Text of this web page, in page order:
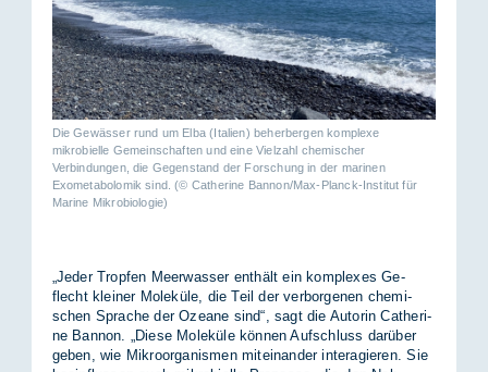
Die Gewässer rund um Elba (Italien) beherbergen komplexe
mikrobielle Gemeinschaften und eine Vielzahl chemischer
Verbindungen, die Gegenstand der Forschung in der marinen
Exometabolomik sind. (© Catherine Bannon/Max-Planck-Institut für
Marine Mikrobiologie)
„Je­der Trop­fen Meer­was­ser ent­hält ein kom­ple­xes Ge­
flecht klei­ner Mo­le­kü­le, die Teil der ver­bor­ge­nen che­mi­
schen Spra­che der Ozea­ne sind“, sagt die Au­to­rin Ca­the­ri­
ne Ban­non. „Die­se Mo­le­kü­le kön­nen Auf­schluss dar­über
ge­ben, wie Mi­kro­or­ga­nis­men mit­ein­an­der in­ter­agie­ren. Sie